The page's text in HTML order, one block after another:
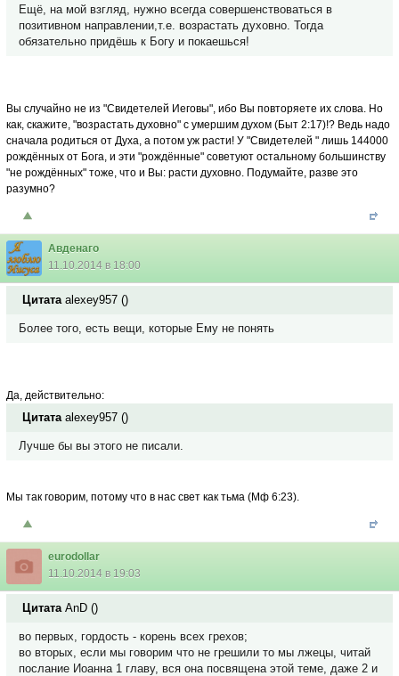
Ещё, на мой взгляд, нужно всегда совершенствоваться в
позитивном направлении,т.е. возрастать духовно. Тогда
обязательно придёшь к Богу и покаешься!
Вы случайно не из "Свидетелей Иеговы", ибо Вы повторяете их слова. Но
как, скажите, "возрастать духовно" с умершим духом (Быт 2:17)!? Ведь надо
сначала родиться от Духа, а потом уж расти! У "Свидетелей " лишь 144000
рождённых от Бога, и эти "рождённые" советуют остальному большинству
"не рождённых" тоже, что и Вы: расти духовно. Подумайте, разве это
разумно?
Авденаго
11.10.2014 в 18:00
Цитата alexey957 ()
Более того, есть вещи, которые Ему не понять
Да, действительно:
Цитата alexey957 ()
Лучше бы вы этого не писали.
Мы так говорим, потому что в нас свет как тьма (Мф 6:23).
eurodollar
11.10.2014 в 19:03
Цитата AnD ()
во первых, гордость - корень всех грехов;
во вторых, если мы говорим что не грешили то мы лжецы, читай
послание Иоанна 1 главу, вся она посвящена этой теме, даже 2 и